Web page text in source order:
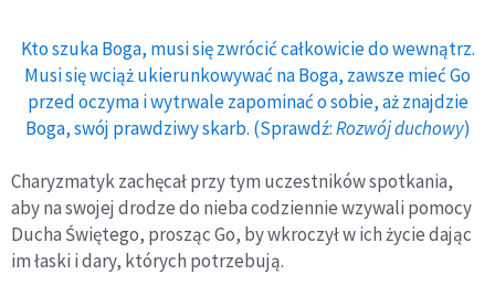
Kto szuka Boga, musi się zwrócić całkowicie do wewnątrz.
Musi się wciąż ukierunkowywać na Boga, zawsze mieć Go
przed oczyma i wytrwale zapominać o sobie, aż znajdzie
Boga, swój prawdziwy skarb. (Sprawdź:Rozwój duchowy)
Charyzmatyk zachęcał przy tym uczestników spotkania,
aby na swojej drodze do nieba codziennie wzywali pomocy
Ducha Świętego, prosząc Go, by wkroczył w ich życie dając
im łaski i dary, których potrzebują.